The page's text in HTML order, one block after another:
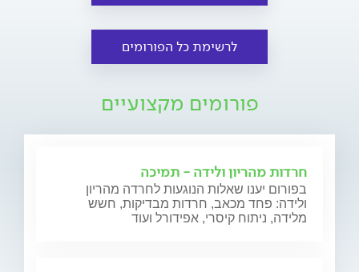
לרשימת כל הפורומים
פורומים מקצועיים
חרדות מהריון ולידה - תמיכה
בפורום יענו שאלות הנוגעות לחרדה מהריון
ולידה: פחד מכאב, חרדות מבדיקות, חשש
מלידה, ניתוח קיסרי, אפידורל ועוד